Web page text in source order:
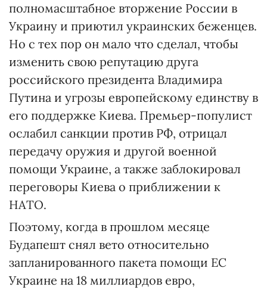
полномасштабное вторжение России в
Украину и приютил украинских беженцев.
Но с тех пор он мало что сделал, чтобы
изменить свою репутацию друга
российского президента Владимира
Путина и угрозы европейскому единству в
его поддержке Киева. Премьер-популист
ослабил санкции против РФ, отрицал
передачу оружия и другой военной
помощи Украине, а также заблокировал
переговоры Киева о приближении к
НАТО.
Поэтому, когда в прошлом месяце
Будапешт снял вето относительно
запланированного пакета помощи ЕС
Украине на 18 миллиардов евро,